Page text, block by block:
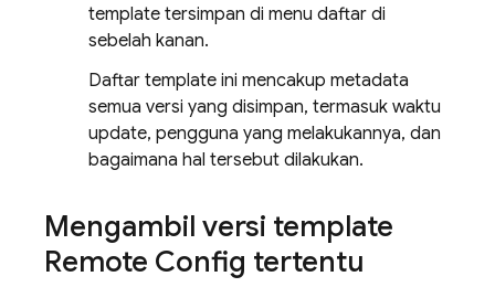
template tersimpan di menu daftar di
sebelah kanan.
Daftar template ini mencakup metadata
semua versi yang disimpan, termasuk waktu
update, pengguna yang melakukannya, dan
bagaimana hal tersebut dilakukan.
Mengambil versi template
Remote Config tertentu